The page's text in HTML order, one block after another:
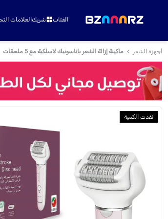
الفئات شريكالعلامات
أجهزة الشعر ماكينة إزالة الشعر باناسونيك لاسلكية مع 5 ملحقات
نفدت الكمية